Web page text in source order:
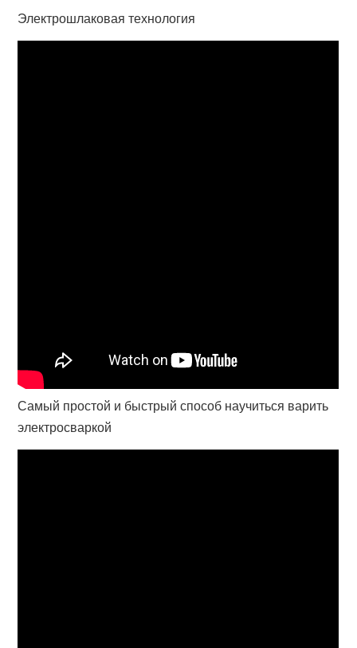
Электрошлаковая технология
Самый простой и быстрый способ научиться варить
электросваркой